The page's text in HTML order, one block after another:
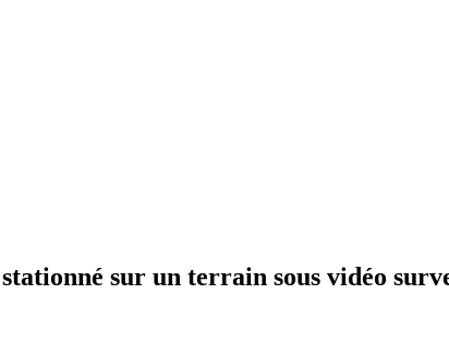
sur un terrain sous vidéo